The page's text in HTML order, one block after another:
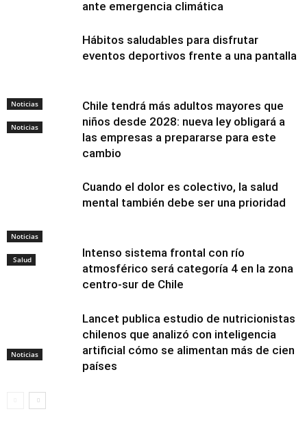
Noticias
ante emergencia climática
Noticias
Hábitos saludables para disfrutar
eventos deportivos frente a una pantalla
Noticias
Chile tendrá más adultos mayores que
niños desde 2028: nueva ley obligará a
las empresas a prepararse para este
cambio
Salud
Cuando el dolor es colectivo, la salud
mental también debe ser una prioridad
Noticias
Intenso sistema frontal con río
atmosférico será categoría 4 en la zona
centro-sur de Chile
Lancet publica estudio de nutricionistas
chilenos que analizó con inteligencia
artificial cómo se alimentan más de cien
países